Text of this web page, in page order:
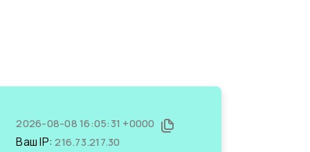
2026-08-08 16:05:31 +0000
Ваш IP:216.73.217.30